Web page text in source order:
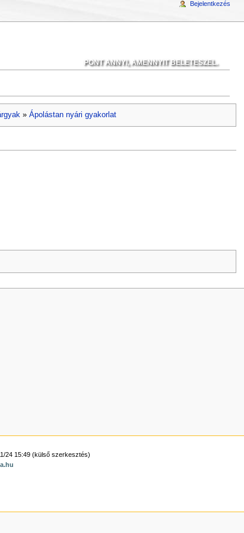
PONT ANNYI, AMENNYIT BELETESZEL.
» Ápolástan nyári gyakorlat
Bejelentkezés
24 15:49 (külső szerkesztés)